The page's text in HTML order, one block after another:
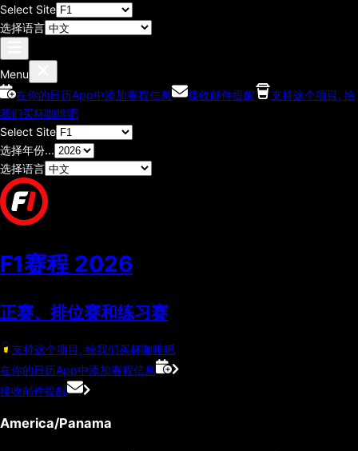
Select Site
选择语言
Menu
在你的日历App中添加赛程信息
接收邮件提醒
支持这个项目, 给
我们买杯咖啡吧
Select Site
选择年份...
选择语言
F1赛程 2026
正赛、排位赛和练习赛
支持这个项目, 给我们买杯咖啡吧
在你的日历App中添加赛程信息
接收邮件提醒
America/Panama